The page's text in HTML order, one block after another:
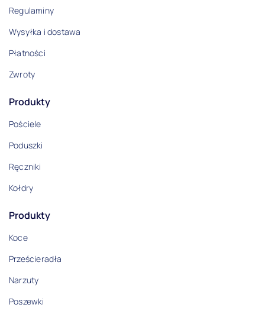
Regulaminy
Wysyłka i dostawa
Płatności
Zwroty
Produkty
Pościele
Poduszki
Ręczniki
Kołdry
Produkty
Koce
Prześcieradła
Narzuty
Poszewki